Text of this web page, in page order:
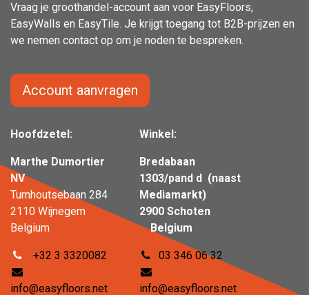
Vraag je groothandel-account aan voor EasyFloors,
EasyWalls en EasyTile. Je krijgt toegang tot B2B-prijzen en
we nemen contact op om je noden te bespreken.
Hoofdzetel:
Marthe Dumortier
NV
Turnhoutsebaan 284
2110 Wijnegem
Belgium
+32 3 3320082
info@easyfloors.net
Winkel:
Bredabaan
1303/pand d (naast
Mediamarkt)
2900 Schoten
Belgium
03 346 06 32
info@easyfloors.net
Account aanvragen